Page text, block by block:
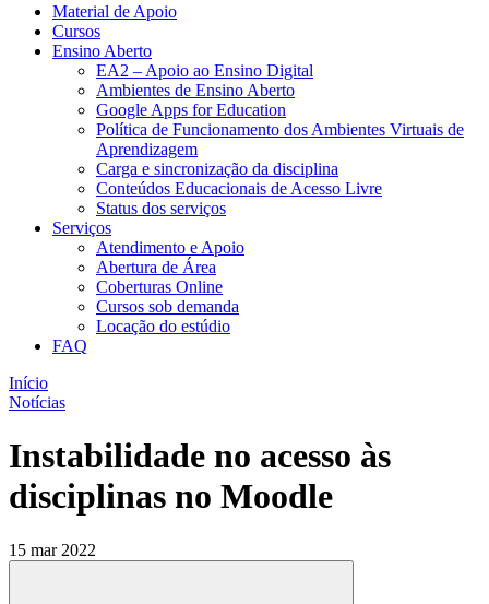
Material de Apoio
Cursos
Ensino Aberto
EA2 – Apoio ao Ensino Digital
Ambientes de Ensino Aberto
Google Apps for Education
Política de Funcionamento dos Ambientes Virtuais de
Aprendizagem
Carga e sincronização da disciplina​
Conteúdos Educacionais de Acesso Livre​
Status dos serviços​​
Serviços
Atendimento e Apoio
Abertura de Área
Coberturas Online​
Cursos sob demanda
Locação do estúdio
FAQ
Início
Notícias
Instabilidade no acesso às
disciplinas no Moodle
15 mar 2022